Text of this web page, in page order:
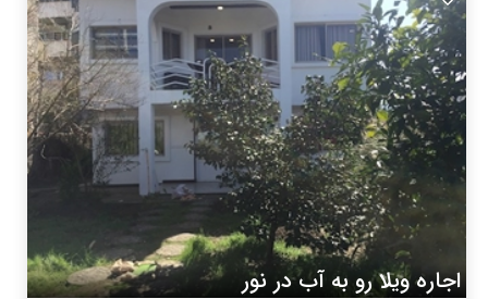
اجاره ویلا رو به آب در نور